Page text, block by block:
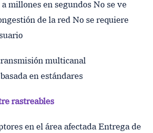
millones en segundos No se ve
de la red No se requiere
multicanal
en estándares
rastreables
en el área afectada Entrega de